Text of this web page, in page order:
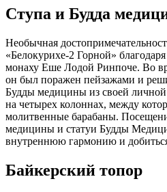
Ступа и Будда
Необычная
«Белокурихе-2 Горной»
монаху Еше Лодой Ринпоче. Во
он был поражен пейзажами и
Будды медицины из своей
на четырех колоннах, между
молитвенные барабаны.
медицины и статуи Будды
внутреннюю гармонию и
Байкерский топор